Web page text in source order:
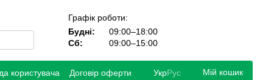
Графік роботи:
Будні:
09:00–18:00
Сб:
09:00–15:00
користувача Договір оферти УкрРус Мій кошик